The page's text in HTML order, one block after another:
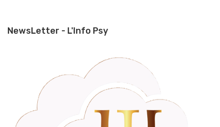
NewsLetter - L'Info Psy